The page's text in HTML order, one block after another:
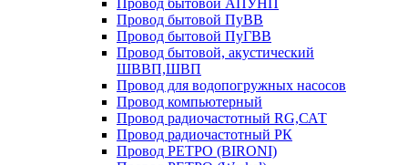
Провод бытовой АПУНП
Провод бытовой ПуВВ
Провод бытовой ПуГВВ
Провод бытовой, акустический
ШВВП,ШВП
Провод для водопогружных насосов
Провод компьютерный
Провод радиочастотный RG,САТ
Провод радиочастотный РК
Провод РЕТРО (BIRONI)